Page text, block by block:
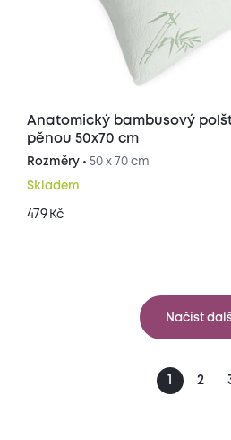
Anatomický bambusový
pěnou 50x70 cm
Rozměry • 50 x 70 cm
Skladem
479 Kč
Načíst
1 2